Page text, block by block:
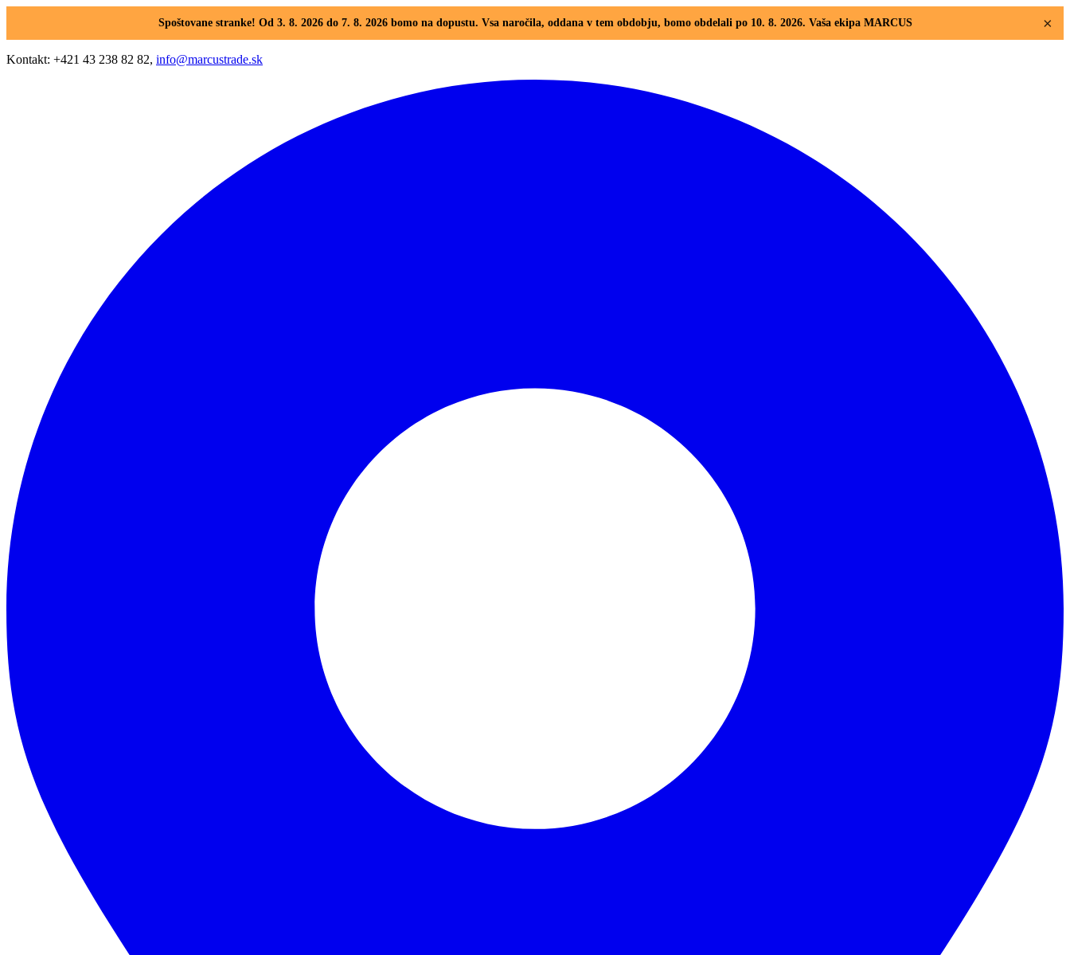
Spoštovane stranke! Od 3. 8. 2026 do 7. 8. 2026 bomo na dopustu. Vsa naročila, oddana v tem obdobju, bomo obdelali po 10. 8. 2026. Vaša ekipa MARCUS ×
Kontakt: +421 43 238 82 82, info@marcustrade.sk